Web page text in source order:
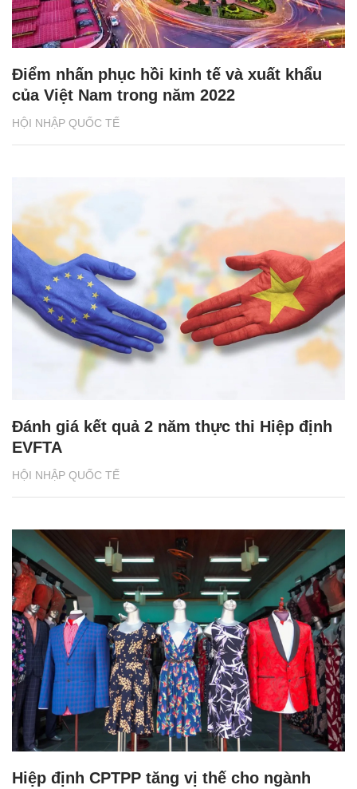
HỘI NHẬP QUỐC TẾ
Điểm nhấn phục hồi kinh tế và xuất khẩu
của Việt Nam trong năm 2022
HỘI NHẬP QUỐC TẾ
Đánh giá kết quả 2 năm thực thi Hiệp định
EVFTA
Hiệp định CPTPP tăng vị thế cho ngành